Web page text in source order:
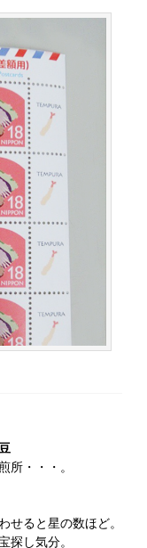
所・・・。
せると星の数ほど。
探し気分。